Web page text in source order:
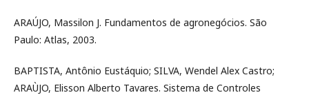
ARAÚJO, Massilon J. Fundamentos de agronegócios. São
Paulo: Atlas, 2003.
BAPTISTA, Antônio Eustáquio; SILVA, Wendel Alex Castro;
ARAÙJO, Elisson Alberto Tavares. Sistema de Controles